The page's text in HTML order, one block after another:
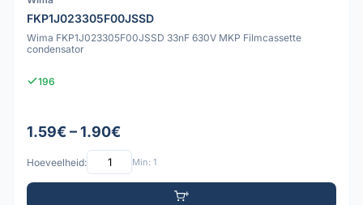
FKP1J023305F00JSSD
Wima FKP1J023305F00JSSD 33nF 630V MKP Filmcassette
condensator
196
1.59€ – 1.90€
Hoeveelheid: Min: 1